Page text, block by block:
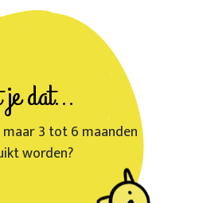
je dat...
maar 3 tot 6 maanden
worden?